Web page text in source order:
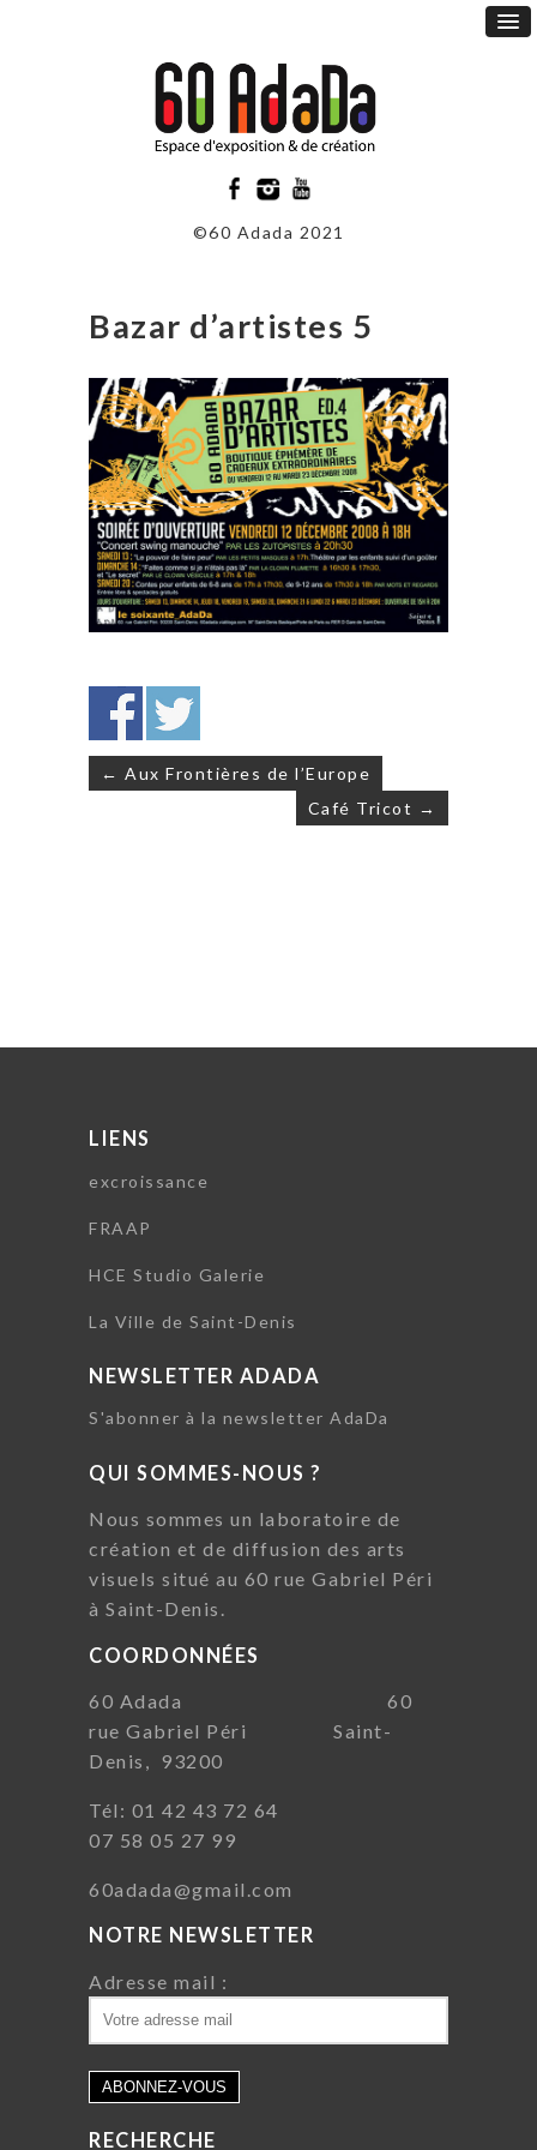
©60 Adada 2021
Bazar d’artistes 5
Navigation
de
← Aux Frontières de l’Europe
Café Tricot →
LIENS
excroissance
FRAAP
HCE Studio Galerie
La Ville de Saint-Denis
NEWSLETTER ADADA
S'abonner à la newsletter AdaDa
QUI SOMMES-NOUS ?
Nous sommes un laboratoire de
création et de diffusion des arts
visuels situé au 60 rue Gabriel Péri
à Saint-Denis.
COORDONNÉES
60 Adada 60
rue Gabriel Péri Saint-
Denis, 93200
Tél: 01 42 43 72 64
07 58 05 27 99
60adada@gmail.com
NOTRE NEWSLETTER
Adresse mail :
RECHERCHE